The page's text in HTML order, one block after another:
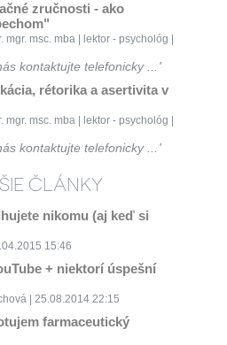
zručnosti - ako
msc. mba | lektor - psychológ |
kontaktujte telefonicky ...
rétorika a asertivita v
msc. mba | lektor - psychológ |
kontaktujte telefonicky ...
ČLÁNKY
nikomu (aj keď si
15:46
+ niektorí úspešní
| 25.08.2014 22:15
farmaceutický